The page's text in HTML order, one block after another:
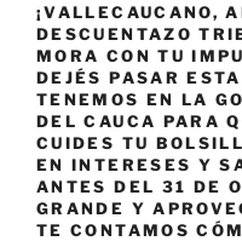
¡VALLECAUCANO,
DESCUENTAZO
MORA CON TU
DEJÉS PASAR
TENEMOS EN LA
DEL CAUCA PARA
CUIDES TU
EN INTERESES Y
ANTES DEL 31 DE
GRANDE Y
TE CONTAMOS